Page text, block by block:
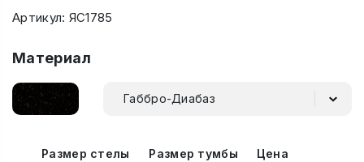
Артикул: ЯС1785
Материал
Габбро-Диабаз
Размер стелы Размер тумбы Цена